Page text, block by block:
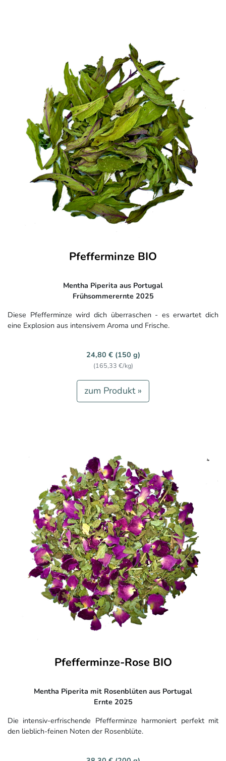
Pfefferminze BIO
Mentha Piperita aus Portugal
Frühsommerernte 2025
Diese Pfefferminze wird dich überraschen - es erwartet dich
eine Explosion aus intensivem Aroma und Frische.
24,80 € (150 g)
(165,33 €/kg)
zum Produkt »
Pfefferminze-Rose BIO
Mentha Piperita mit Rosenblüten aus Portugal
Ernte 2025
Die intensiv-erfrischende Pfefferminze harmoniert perfekt mit
den lieblich-feinen Noten der Rosenblüte.